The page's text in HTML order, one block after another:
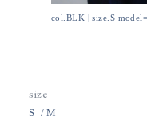
col.BLK | size.S
size
S M